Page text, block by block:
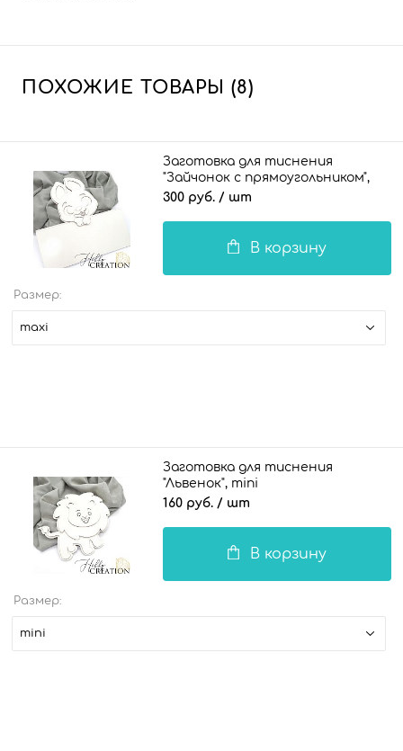
ПОХОЖИЕ ТОВАРЫ (8)
Заготовка для тиснения
"Зайчонок с прямоугольником",
maxi
300 руб. / шт
В корзину
Размер:
maxi
Заготовка для тиснения
"Львенок", mini
160 руб. / шт
В корзину
Размер:
mini